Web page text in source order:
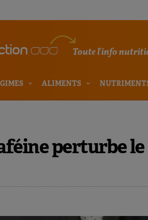
Toute l'info
ALIMENTS
perturbe